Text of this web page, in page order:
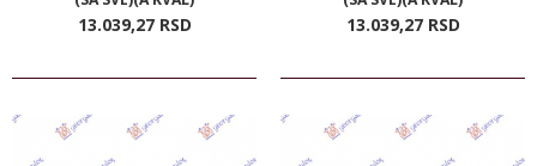
13.039,27 RSD 13.039,27 RSD